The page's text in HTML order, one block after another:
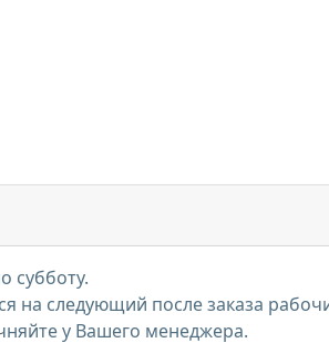
субботу.
на следующий после заказа
у Вашего менеджера.